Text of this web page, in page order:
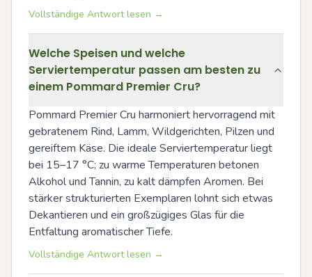
Vollständige Antwort lesen →
Welche Speisen und welche
Serviertemperatur passen am besten zu
einem Pommard Premier Cru?
Pommard Premier Cru harmoniert hervorragend mit
gebratenem Rind, Lamm, Wildgerichten, Pilzen und
gereiftem Käse. Die ideale Serviertemperatur liegt
bei 15–17 °C; zu warme Temperaturen betonen
Alkohol und Tannin, zu kalt dämpfen Aromen. Bei
stärker strukturierten Exemplaren lohnt sich etwas
Dekantieren und ein großzügiges Glas für die
Entfaltung aromatischer Tiefe.
Vollständige Antwort lesen →